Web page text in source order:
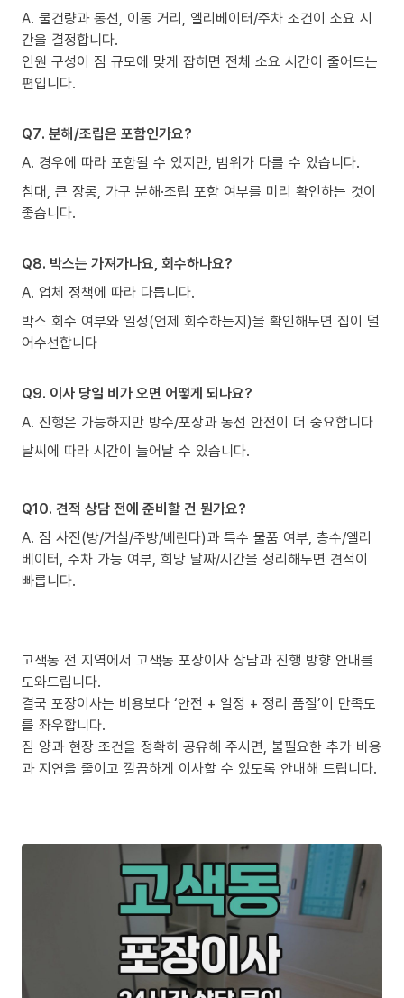
A. 물건량과 동선, 이동 거리, 엘리베이터/주차 조건이 소요 시
간을 결정합니다.
인원 구성이 짐 규모에 맞게 잡히면 전체 소요 시간이 줄어드는
편입니다.
Q7. 분해/조립은 포함인가요?
A. 경우에 따라 포함될 수 있지만, 범위가 다를 수 있습니다.
침대, 큰 장롱, 가구 분해·조립 포함 여부를 미리 확인하는 것이
좋습니다.
Q8. 박스는 가져가나요, 회수하나요?
A. 업체 정책에 따라 다릅니다.
박스 회수 여부와 일정(언제 회수하는지)을 확인해두면 집이 덜
어수선합니다
Q9. 이사 당일 비가 오면 어떻게 되나요?
A. 진행은 가능하지만 방수/포장과 동선 안전이 더 중요합니다
날씨에 따라 시간이 늘어날 수 있습니다.
Q10. 견적 상담 전에 준비할 건 뭔가요?
A. 짐 사진(방/거실/주방/베란다)과 특수 물품 여부, 층수/엘리
베이터, 주차 가능 여부, 희망 날짜/시간을 정리해두면 견적이
빠릅니다.
고색동 전 지역에서 고색동 포장이사 상담과 진행 방향 안내를
도와드립니다.
결국 포장이사는 비용보다 ‘안전 + 일정 + 정리 품질’이 만족도
를 좌우합니다.
짐 양과 현장 조건을 정확히 공유해 주시면, 불필요한 추가 비용
과 지연을 줄이고 깔끔하게 이사할 수 있도록 안내해 드립니다.